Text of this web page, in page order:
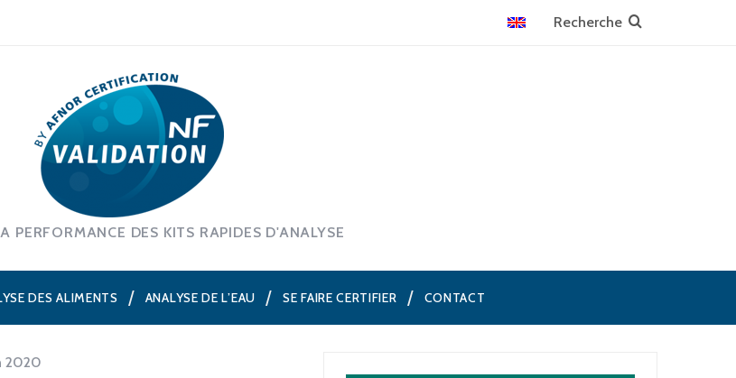
PERFORMANCE DES KITS RAPIDES D'ANALYSE
DES ALIMENTS ANALYSE DE L’EAU SE FAIRE CERTIFIER CONTACT
2020